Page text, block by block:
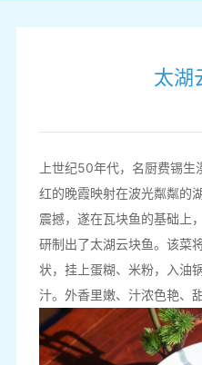
太湖
上世纪50年代，名厨费锡
红的晚霞映射在波光粼粼的
震撼，遂在瓦块鱼的基础上
研制出了太湖云块鱼。该菜
状，挂上蛋糊、米粉，入油
汁。外香里嫩、汁浓色艳、